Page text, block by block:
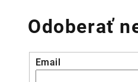
Odoberať
Email